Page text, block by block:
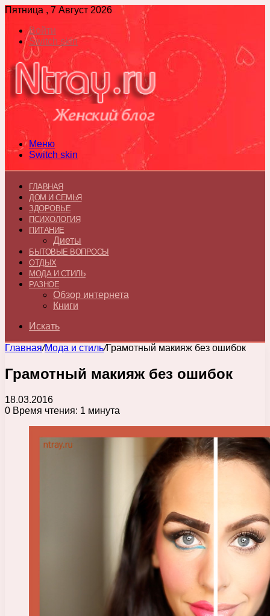
Пятница , 7 Август 2026
Войти
Switch skin
Меню
Switch skin
ГЛАВНАЯ
ДОМ И СЕМЬЯ
ЗДОРОВЬЕ
ПСИХОЛОГИЯ
ПИТАНИЕ
Диеты
БЫТОВЫЕ ВОПРОСЫ
ОТДЫХ
МОДА И СТИЛЬ
РАЗНОЕ
Обзор интернета
Книги
Искать
Главная/Мода и стиль/Грамотный макияж без ошибок
Грамотный макияж без ошибок
18.03.2016
0 Время чтения: 1 минута